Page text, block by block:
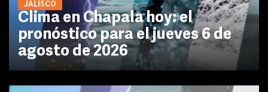
JALISCO
Clima en Chapala hoy: el
pronóstico para el jueves 6 de
agosto de 2026